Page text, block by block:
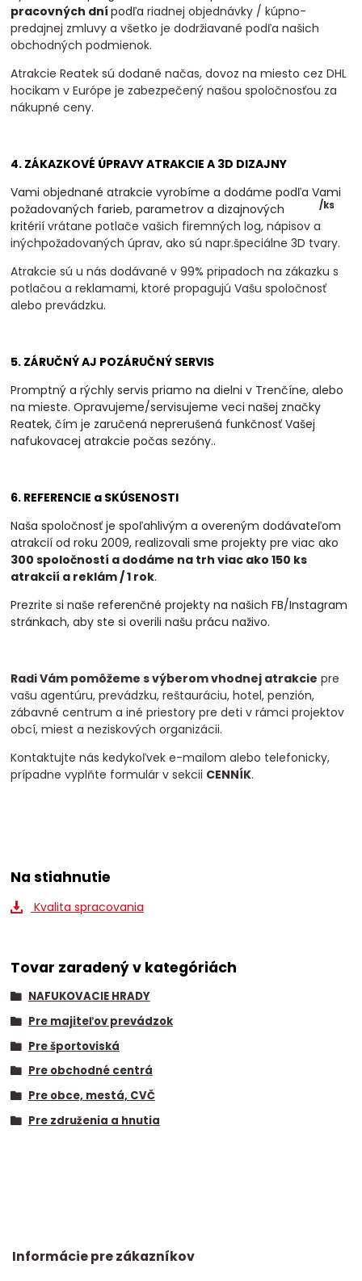
/ks
pracovných dnípodľariadnej objednávky / kúpno-
predajnej zmluvy a všetko je dodržiavané podľa našich
obchodných podmienok.
Atrakcie Reatek sú dodané načas, dovoz na miesto cez DHL
hocikam v Európe je zabezpečený našou spoločnosťou za
nákupné ceny.
4. ZÁKAZKOVÉ ÚPRAVY ATRAKCIE A 3D DIZAJNY
Vami objednané atrakcie vyrobíme a dodáme podľa Vami
požadovaných farieb, parametrov a dizajnových
kritérií vrátane potlače vašich firemných log, nápisov a
inýchpožadovaných úprav, ako sú napr.špeciálne 3D tvary.
Atrakcie sú u nás dodávané v 99% pripadoch na zákazku s
potlačou a reklamami, ktoré propagujú Vašu spoločnosť
alebo prevádzku.
5. ZÁRUČNÝ AJ POZÁRUČNÝ SERVIS
Promptný a rýchly servis priamo na dielni v Trenčíne, alebo
na mieste. Opravujeme/servisujeme veci našej značky
Reatek, čím je zaručená neprerušená funkčnosť Vašej
nafukovacej atrakcie počas sezóny..
6. REFERENCIE a SKÚSENOSTI
Naša spoločnosť je spoľahlivým a overeným dodávateľom
atrakcií od roku 2009, realizovalisme projekty pre viac ako
300 spoločností a dodáme na trh viac ako 150 ks
atrakcií a reklám / 1 rok.
Prezrite si naše referenčné projekty na našich FB/Instagram
stránkach, aby ste si overili našu prácu naživo.
Radi Vám pomôžeme s výberom vhodnej atrakcie pre
vašu agentúru, prevádzku, reštauráciu, hotel, penzión,
zábavné centrum a iné priestory pre deti v rámci projektov
obcí, miest a neziskových organizácii.
Kontaktujte nás kedykoľvek e-mailom alebo telefonicky,
prípadne vyplňte formulár v sekcii CENNÍK.
Na stiahnutie
Kvalita spracovania
Tovar zaradený v kategóriách
NAFUKOVACIE HRADY
Pre majiteľov prevádzok
Pre športoviská
Pre obchodné centrá
Pre obce, mestá, CVČ
Pre združenia a hnutia
Informácie pre zákazníkov